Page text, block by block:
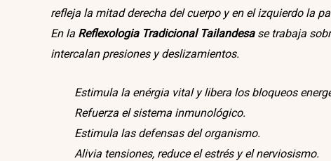
refleja la mitad derecha del cuerpo y en el izquierdo la
En la Reflexologia Tradicional Tailandesase trabaja
intercalan presiones y deslizamientos.
Estimula la enérgia vital y libera los bloqueos
Refuerza el sistema inmunológico.
Estimula las defensas del organismo.
Alivia tensiones, reduce el estrés y el nerviosismo.